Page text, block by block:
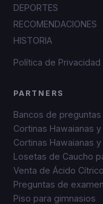
DEPORTES
RECOMENDACIONES
HISTORIA
Política de Privacidad
PARTNERS
Bancos de preguntas
Cortinas Hawaianas
Cortinas Hawaianas
Losetas de Caucho
Venta de Ácido
Preguntas de
Piso para gimnasios